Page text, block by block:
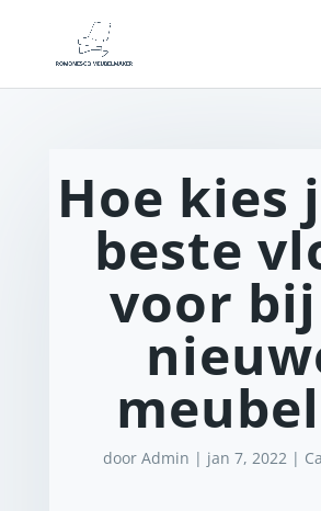
Hoe kies
beste
voor
door Admin | jan 7, 2022|